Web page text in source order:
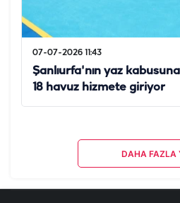
07-07-2026 11:43
Şanlıurfa'nın yaz
18 havuz hizmete giriyor
DAHA FAZLA